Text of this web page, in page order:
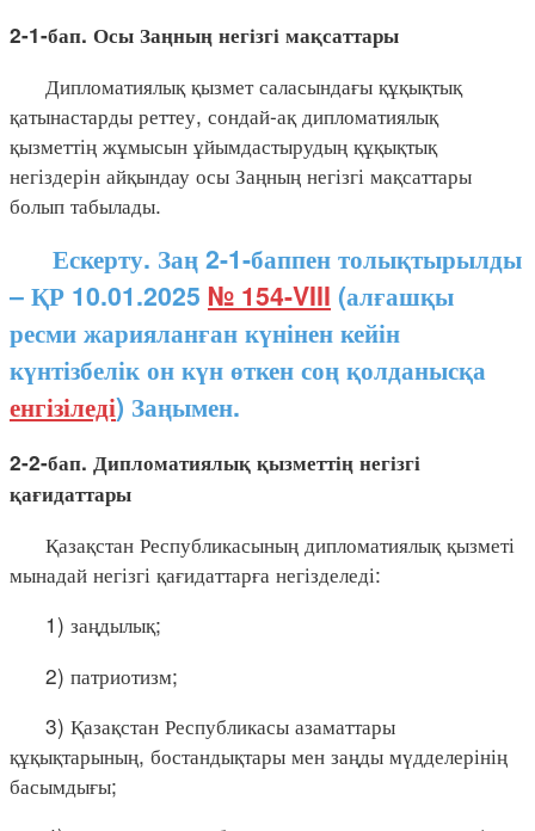
2-1-бап. Осы Заңның негізгі мақсаттары
Дипломатиялық қызмет саласындағы құқықтық
қатынастарды реттеу, сондай-ақ дипломатиялық
қызметтің жұмысын ұйымдастырудың құқықтық
негіздерін айқындау осы Заңның негізгі мақсаттары
болып табылады.
Ескерту. Заң 2-1-баппен толықтырылды
– ҚР 10.01.2025 № 154-VIII (алғашқы
ресми жарияланған күнінен кейін
күнтізбелік он күн өткен соң қолданысқа
енгізіледі) Заңымен.
2-2-бап. Дипломатиялық қызметтің негізгі
қағидаттары
Қазақстан Республикасының дипломатиялық қызметі
мынадай негізгі қағидаттарға негізделеді:
1) заңдылық;
2) патриотизм;
3) Қазақстан Республикасы азаматтары
құқықтарының, бостандықтары мен заңды мүдделерінің
басымдығы;